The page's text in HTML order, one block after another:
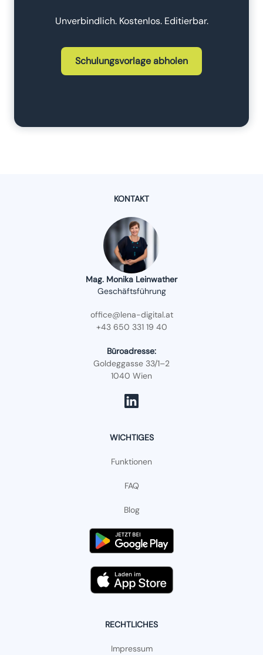
Unverbindlich. Kostenlos. Editierbar.
Schulungsvorlage abholen
KONTAKT
Mag. Monika Leinwather
Geschäftsführung
office@lena-digital.at
+43 650 331 19 40
Büroadresse:
Goldeggasse 33/1–2
1040 Wien
WICHTIGES
Funktionen
FAQ
Blog
RECHTLICHES
Impressum